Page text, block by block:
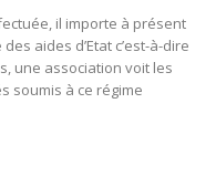
il importe à présent
aides d’Etat c’est-à-dire
une association voit les
soumis à ce régime